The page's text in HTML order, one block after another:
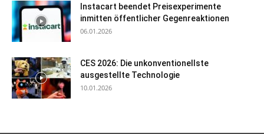
Instacart beendet Preisexperimente
inmitten öffentlicher Gegenreaktionen
06.01.2026
CES 2026: Die unkonventionellste
ausgestellte Technologie
10.01.2026